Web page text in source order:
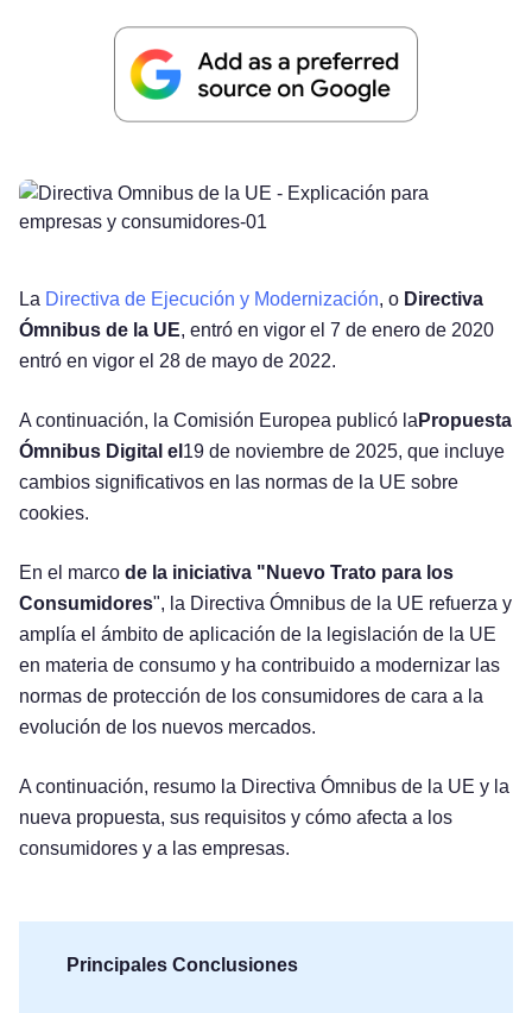
La Directiva de Ejecución y Modernización, o Directiva
Ómnibus de la UE, entró en vigor el 7 de enero de 2020
entró en vigor el 28 de mayo de 2022.
A continuación, la Comisión Europea publicó la Propuesta
Ómnibus Digital el 19 de noviembre de 2025, que incluye
cambios significativos en las normas de la UE sobre
cookies.
En el marco de la iniciativa "Nuevo Trato para los
Consumidores", la Directiva Ómnibus de la UE refuerza y
amplía el ámbito de aplicación de la legislación de la UE
en materia de consumo y ha contribuido a modernizar las
normas de protección de los consumidores de cara a la
evolución de los nuevos mercados.
A continuación, resumo la Directiva Ómnibus de la UE y la
nueva propuesta, sus requisitos y cómo afecta a los
consumidores y a las empresas.
Principales Conclusiones